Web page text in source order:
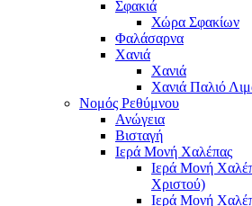
Σφακιά
Χώρα Σφακίων
Φαλάσαρνα
Χανιά
Χανιά
Χανιά Παλιό
Νομός Ρεθύμνου
Ανώγεια
Βισταγή
Ιερά Μονή Χαλέπας
Ιερά Μονή
Χριστού)
Ιερά Μονή